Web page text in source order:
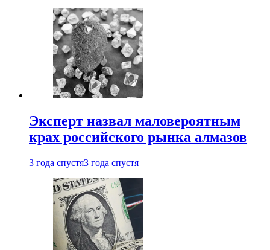
Эксперт назвал маловероятным
крах российского рынка алмазов
3 года спустя3 года спустя